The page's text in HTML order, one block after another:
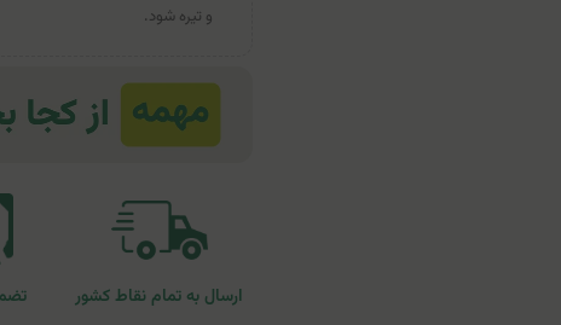
و تیره شود.
ارسال به تمام نقاط کشور